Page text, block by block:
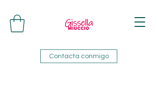
Contacta conmigo